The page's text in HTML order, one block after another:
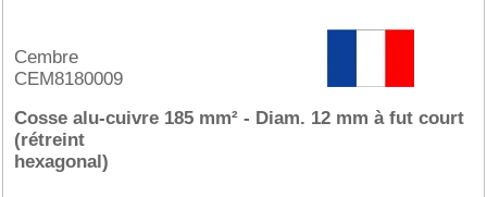
Cembre
CEM8180009
Cosse alu-cuivre 185 mm² - Diam. 12 mm à fut court
(rétreint
hexagonal)